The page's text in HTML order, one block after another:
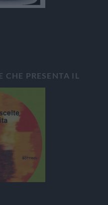
CHE PRESENTA IL